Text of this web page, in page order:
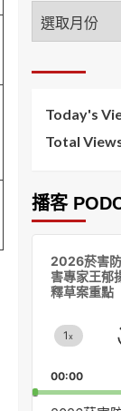
年
月
Today's
Total
播客
2026菸害
害專家王郁
釋草案重點
Rate
1x
00:00